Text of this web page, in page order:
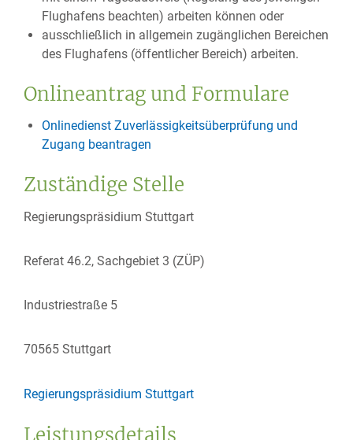
Flughafens beachten) arbeiten können oder
ausschließlich in allgemein zugänglichen Bereichen
des Flughafens (öffentlicher Bereich) arbeiten.
Onlineantrag und Formulare
Onlinedienst Zuverlässigkeitsüberprüfung und
Zugang beantragen
Zuständige Stelle
Regierungspräsidium Stuttgart
Referat 46.2, Sachgebiet 3 (ZÜP)
Industriestraße 5
70565 Stuttgart
Regierungspräsidium Stuttgart
Leistungsdetails